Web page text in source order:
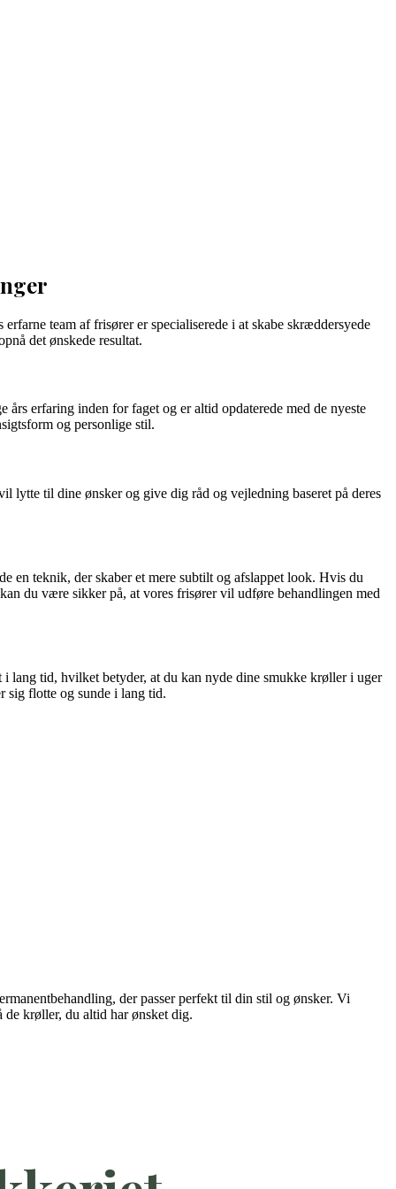
team af frisører er specialiserede i at skabe skræddersyede
det ønskede resultat.
års erfaring inden for faget og er altid opdaterede med de nyeste
og personlige stil.
lytte til dine ønsker og give dig råd og vejledning baseret på deres
en teknik, der skaber et mere subtilt og afslappet look. Hvis du
du være sikker på, at vores frisører vil udføre behandlingen med
lang tid, hvilket betyder, at du kan nyde dine smukke krøller i uger
sig flotte og sunde i lang tid.
der passer perfekt til din stil og ønsker. Vi
de krøller, du altid har ønsket dig.